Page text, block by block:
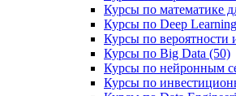
Курсы по математике
Курсы по Deep
Курсы по вероятности
Курсы по Big Data (50)
Курсы по нейронным
Курсы по